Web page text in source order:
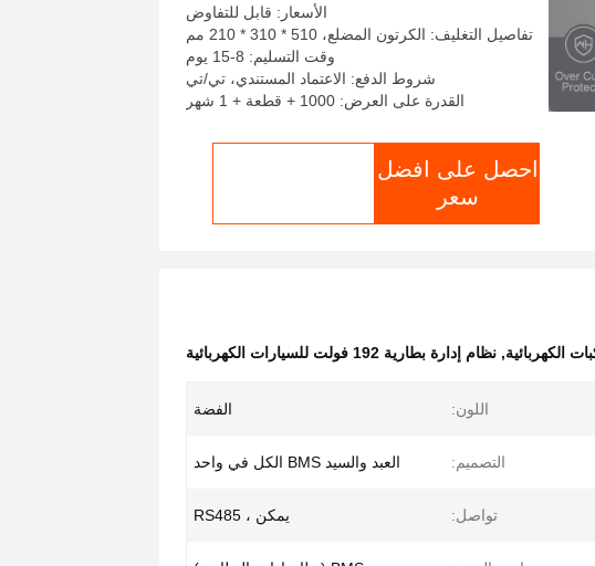
الأسعار: قابل للتفاوض
تفاصيل التغليف: الكرتون المضلع، 510 * 310 * 210 مم
وقت التسليم: 8-15 يوم
شروط الدفع: الاعتماد المستندي، تي/تي
القدرة على العرض: 1000 + قطعة + 1 شهر
احصل على افضل
سعر
, نظام إدارة بطارية 192 فولت للسيارات الكهربائية
اللون: الفضة
التصميم: العبد والسيد BMS الكل في واحد
تواصل: يمكن ، RS485